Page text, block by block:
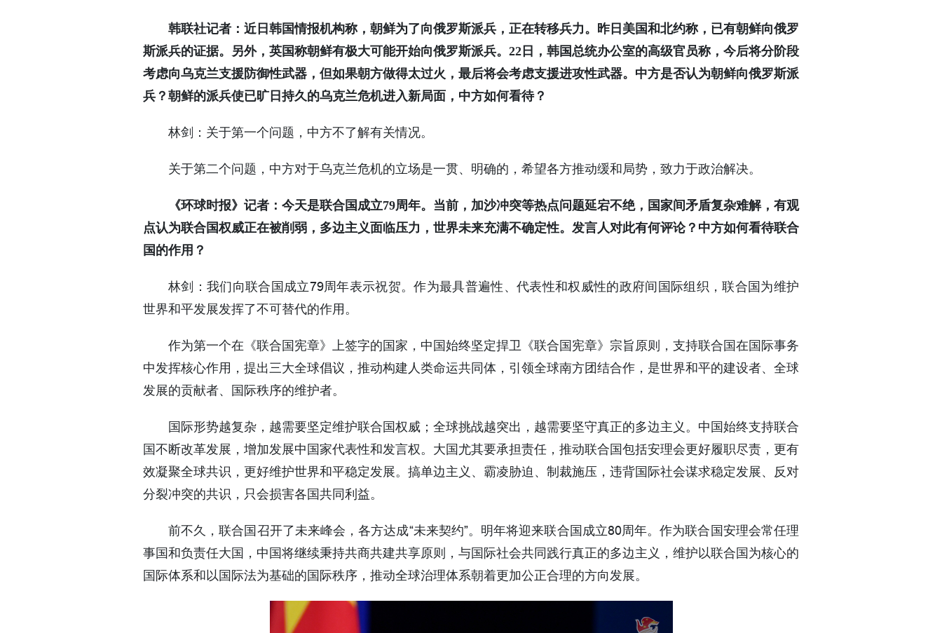
韩联社记者：近日韩国情报机构称，朝鲜为了向俄罗斯派兵，正在转移兵力。昨日美国和北约称，已有朝鲜向俄罗
斯派兵的证据。另外，英国称朝鲜有极大可能开始向俄罗斯派兵。22日，韩国总统办公室的高级官员称，今后将分阶段
考虑向乌克兰支援防御性武器，但如果朝方做得太过火，最后将会考虑支援进攻性武器。中方是否认为朝鲜向俄罗斯派
兵？朝鲜的派兵使已旷日持久的乌克兰危机进入新局面，中方如何看待？
林剑：关于第一个问题，中方不了解有关情况。
关于第二个问题，中方对于乌克兰危机的立场是一贯、明确的，希望各方推动缓和局势，致力于政治解决。
《环球时报》记者：今天是联合国成立79周年。当前，加沙冲突等热点问题延宕不绝，国家间矛盾复杂难解，有观
点认为联合国权威正在被削弱，多边主义面临压力，世界未来充满不确定性。发言人对此有何评论？中方如何看待联合
国的作用？
林剑：我们向联合国成立79周年表示祝贺。作为最具普遍性、代表性和权威性的政府间国际组织，联合国为维护
世界和平发展发挥了不可替代的作用。
作为第一个在《联合国宪章》上签字的国家，中国始终坚定捍卫《联合国宪章》宗旨原则，支持联合国在国际事务
中发挥核心作用，提出三大全球倡议，推动构建人类命运共同体，引领全球南方团结合作，是世界和平的建设者、全球
发展的贡献者、国际秩序的维护者。
国际形势越复杂，越需要坚定维护联合国权威；全球挑战越突出，越需要坚守真正的多边主义。中国始终支持联合
国不断改革发展，增加发展中国家代表性和发言权。大国尤其要承担责任，推动联合国包括安理会更好履职尽责，更有
效凝聚全球共识，更好维护世界和平稳定发展。搞单边主义、霸凌胁迫、制裁施压，违背国际社会谋求稳定发展、反对
分裂冲突的共识，只会损害各国共同利益。
前不久，联合国召开了未来峰会，各方达成“未来契约”。明年将迎来联合国成立80周年。作为联合国安理会常任理
事国和负责任大国，中国将继续秉持共商共建共享原则，与国际社会共同践行真正的多边主义，维护以联合国为核心的
国际体系和以国际法为基础的国际秩序，推动全球治理体系朝着更加公正合理的方向发展。